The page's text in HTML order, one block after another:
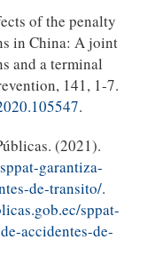
of the penalty
in China: A joint
and a terminal
141, 1-7.
.
(2021).
garantiza-
de-transito/.
sppat-
accidentes-de-